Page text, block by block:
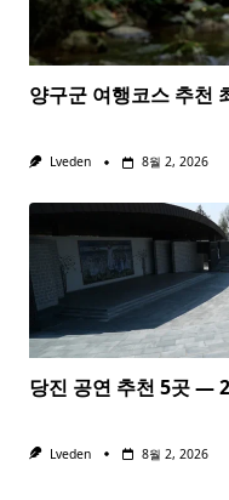
양구군 여행코스 추천
Lveden 8월 2, 2026
당진 공연 추천 5곳 —
Lveden 8월 2, 2026